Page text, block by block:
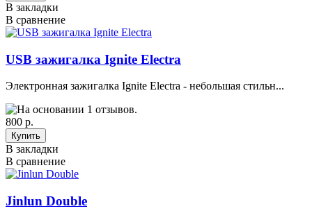
В закладки
В сравнение
USB зажигалка Ignite Electra
Электронная зажигалка Ignite Electra - небольшая стильн...
800 р.
В закладки
В сравнение
Jinlun Double